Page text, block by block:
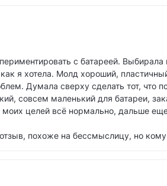
с батареей.
я хотела. Молд хороший,
Думала сверху сделать тот, что
совсем маленький для батареи,
целей всё нормально, дальше
похоже на бессмыслицу, но